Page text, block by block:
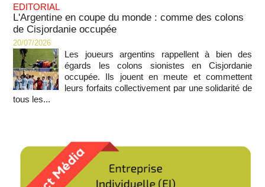
EDITORIAL
L'Argentine en coupe du monde : comme des colons
de Cisjordanie occupée
20/07/2026
Les joueurs argentins rappellent à bien des
égards les colons sionistes en Cisjordanie
occupée. Ils jouent en meute et commettent
leurs forfaits collectivement par une solidarité de
tous les...